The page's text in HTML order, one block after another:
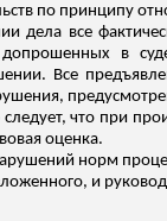
по принципу
дела все
в
Все
что при
оценка.
норм
, и